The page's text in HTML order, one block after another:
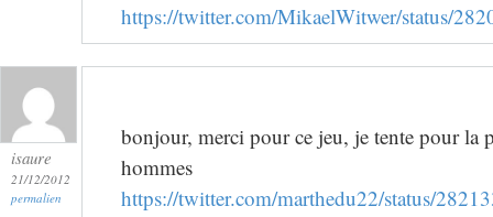
https://twitter.com/MikaelWitwer/status/
isaure
21/12/2012
permalien
bonjour, merci pour ce jeu, je tente pour la
hommes
https://twitter.com/marthedu22/status/